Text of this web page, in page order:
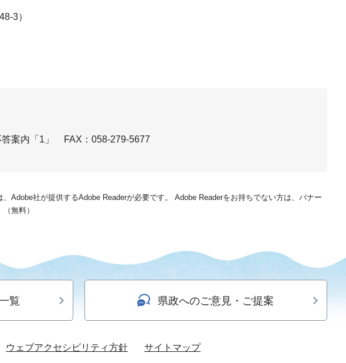
3）
案内「1」
FAX：058-279-5677
Adobe社が提供するAdobe Readerが必要です。
Adobe Readerをお持ちでない方は、バナー
無料）
覧 県政へのご意見・ご提案
ウェブアクセシビリティ方針 サイトマップ